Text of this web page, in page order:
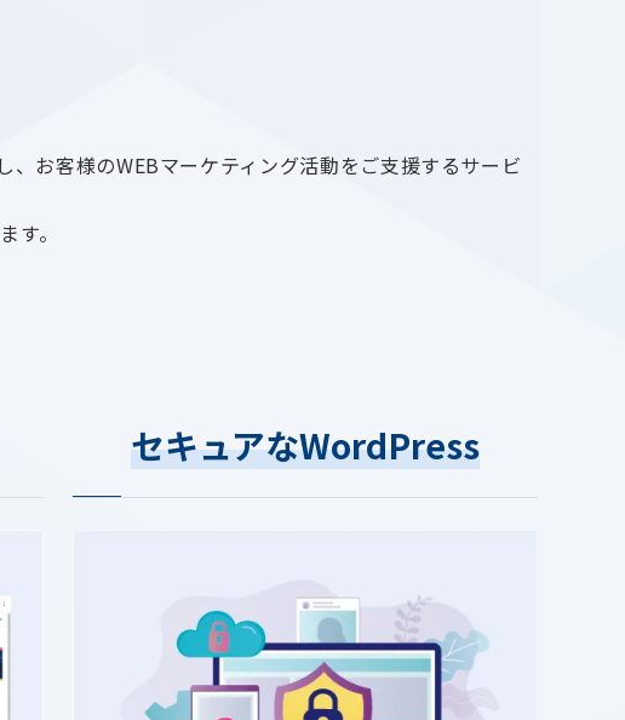
お客様のWEBマーケティング活動をご支援するサービ
す。
セキュアなWordPress